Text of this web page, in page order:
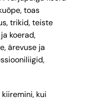
toas
trikid, teiste
koerad,
ärevuse ja
kui